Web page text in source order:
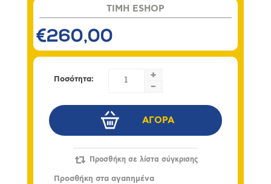
TIMH ESHOP
€260,00
Ποσότητα:
+
-